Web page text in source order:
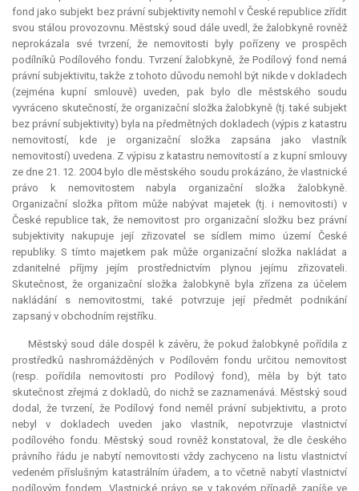
fond jako subjekt bez právní subjektivity nemohl v České republice zřídit
svou stálou provozovnu. Městský soud dále uvedl, že žalobkyně rovněž
neprokázala své tvrzení, že nemovitosti byly pořízeny ve prospěch
podílníků Podílového fondu. Tvrzení žalobkyně, že Podílový fond nemá
právní subjektivitu, takže z tohoto důvodu nemohl být nikde v dokladech
(zejména kupní smlouvě) uveden, pak bylo dle městského soudu
vyvráceno skutečností, že organizační složka žalobkyně (tj. také subjekt
bez právní subjektivity) byla na předmětných dokladech (výpis z katastru
nemovitostí, kde je organizační složka zapsána jako vlastník
nemovitostí) uvedena. Z výpisu z katastru nemovitostí a z kupní smlouvy
ze dne 21. 12. 2004 bylo dle městského soudu prokázáno, že vlastnické
právo k nemovitostem nabyla organizační složka žalobkyně.
Organizační složka přitom může nabývat majetek (tj. i nemovitosti) v
České republice tak, že nemovitost pro organizační složku bez právní
subjektivity nakupuje její zřizovatel se sídlem mimo území České
republiky. S tímto majetkem pak může organizační složka nakládat a
zdanitelné příjmy jejím prostřednictvím plynou jejímu zřizovateli.
Skutečnost, že organizační složka žalobkyně byla zřízena za účelem
nakládání s nemovitostmi, také potvrzuje její předmět podnikání
zapsaný v obchodním rejstříku.
Městský soud dále dospěl k závěru, že pokud žalobkyně pořídila z
prostředků nashromážděných v Podílovém fondu určitou nemovitost
(resp. pořídila nemovitosti pro Podílový fond), měla by být tato
skutečnost zřejmá z dokladů, do nichž se zaznamenává. Městský soud
dodal, že tvrzení, že Podílový fond neměl právní subjektivitu, a proto
nebyl v dokladech uveden jako vlastník, nepotvrzuje vlastnictví
podílového fondu. Městský soud rovněž konstatoval, že dle českého
právního řádu je nabytí nemovitosti vždy zachyceno na listu vlastnictví
vedeném příslušným katastrálním úřadem, a to včetně nabytí vlastnictví
podílovým fondem. Vlastnické právo se v takovém případě zapíše ve